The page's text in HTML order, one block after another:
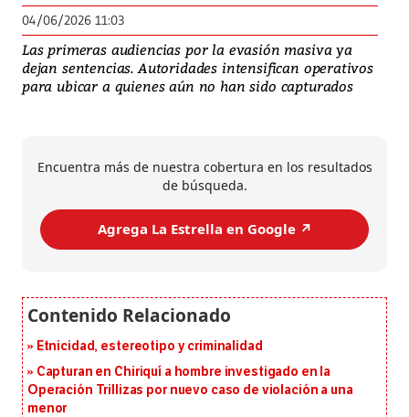
04/06/2026 11:03
Las primeras audiencias por la evasión masiva ya
dejan sentencias. Autoridades intensifican operativos
para ubicar a quienes aún no han sido capturados
Encuentra más de nuestra cobertura en los resultados
de búsqueda.
Agrega La Estrella en Google ↗️
Etnicidad, estereotipo y criminalidad
Capturan en Chiriquí a hombre investigado en la
Operación Trillizas por nuevo caso de violación a una
menor